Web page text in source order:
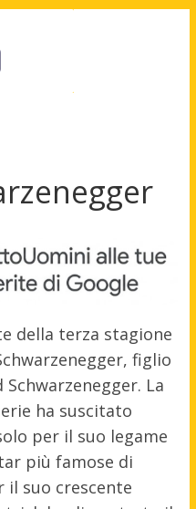
della terza stagione
figlio
La
ha suscitato
per il suo legame
più famose di
il suo crescente